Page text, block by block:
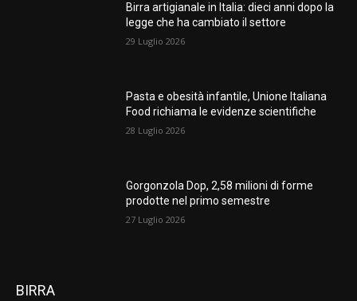
Birra artigianale in Italia: dieci anni dopo la
legge che ha cambiato il settore
29 Luglio 2026
Pasta e obesità infantile, Unione Italiana
Food richiama le evidenze scientifiche
28 Luglio 2026
Gorgonzola Dop, 2,58 milioni di forme
prodotte nel primo semestre
27 Luglio 2026
BIRRA